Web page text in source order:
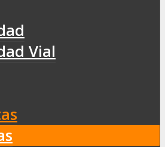
Vial